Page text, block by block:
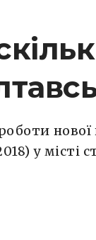
нової
у місті